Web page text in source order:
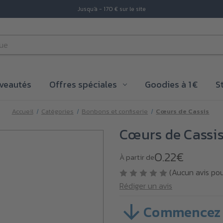
Jusqu'à - 170 € sur le site
Offres spéciales Goodies à 1 €
Accueil Catégories Bonbons et confiserie Cœurs de Cassis
Cœurs de Cassis
À partir de0.22€
(Aucun avis
Rédiger un avis
SKU :
A125-